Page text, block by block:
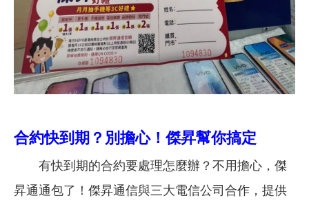
合約快到期？別擔心！傑昇幫你搞定
有快到期的合約要處理怎麼辦？不用擔心，傑
昇通通包了！傑昇通信與三大電信公司合作，提供